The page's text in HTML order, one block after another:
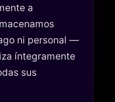
a
ni personal —
íntegramente
sus